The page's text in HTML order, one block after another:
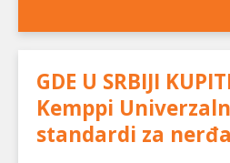
GDE U SRBIJI
Kemppi
standardi za